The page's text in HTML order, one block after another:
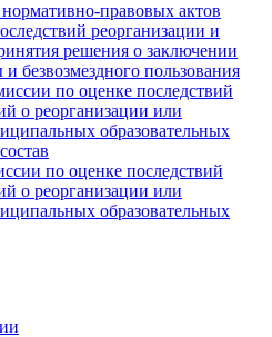
правовых актов
реорганизации и
решения о заключении
безвозмездного пользования
по оценке последствий
о реорганизации или
образовательных
по оценке последствий
о реорганизации или
образовательных